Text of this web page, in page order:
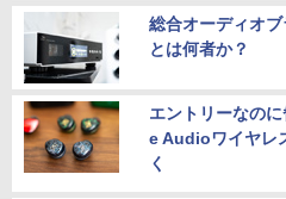
総合オーディオ
とは何者か？
エントリーなの
e Audioワイヤレ
く